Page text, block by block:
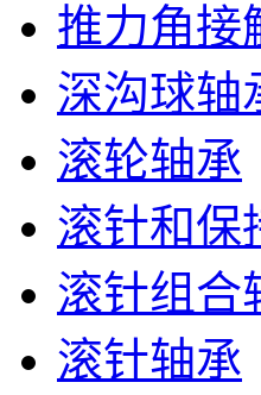
推力角接
深沟球轴
滚轮轴承
滚针和保
滚针组合
滚针轴承